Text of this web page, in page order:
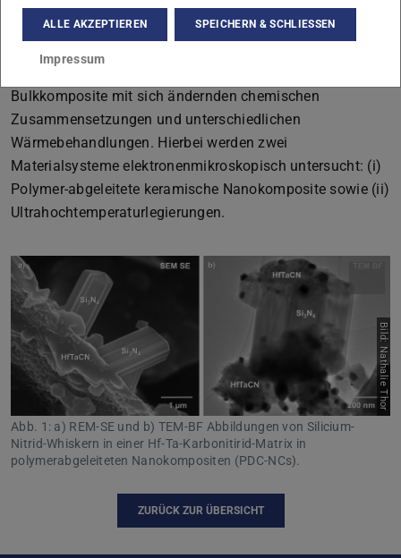
verschiedener Werkstoffsysteme spielen dabei eine
Bulkkomposite mit sich ändernden chemischen
Zusammensetzungen und unterschiedlichen
Wärmebehandlungen. Hierbei werden zwei
Materialsysteme elektronenmikroskopisch untersucht: (i)
Polymer-abgeleitete keramische Nanokomposite sowie (ii)
Ultrahochtemperaturlegierungen.
Bild: Nathalie Thor
Abb. 1: a) REM-SE und b) TEM-BF Abbildungen von Silicium-
Nitrid-Whiskern in einer Hf-Ta-Karbonitirid-Matrix in
polymerabgeleiteten Nanokompositen (PDC-NCs).
ZURÜCK ZUR ÜBERSICHT
ALLE AKZEPTIEREN SPEICHERN & SCHLIESSEN
Impressum